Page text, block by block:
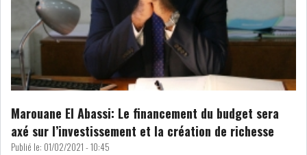
ACTUALITÉS DES
SOCIÉTÉS
DEVISES
ENERGIE
MÉDIAS EDUCATION
Marouane El Abassi: Le financement du budget sera
axé sur l’investissement et la création de richesse
Publié le: 01/02/2021 - 10:45